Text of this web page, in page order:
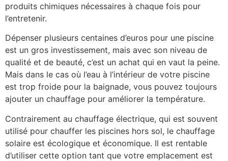
produits chimiques nécessaires à chaque fois pour
l’entretenir.
Dépenser plusieurs centaines d’euros pour une piscine
est un gros investissement, mais avec son niveau de
qualité et de beauté, c’est un achat qui en vaut la peine.
Mais dans le cas où l’eau à l’intérieur de votre piscine
est trop froide pour la baignade, vous pouvez toujours
ajouter un chauffage pour améliorer la température.
Contrairement au chauffage électrique, qui est souvent
utilisé pour chauffer les piscines hors sol, le chauffage
solaire est écologique et économique. Il est rentable
d’utiliser cette option tant que votre emplacement est